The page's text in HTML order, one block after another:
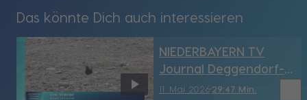
Das könnte Dich auch interessieren
11. Mai 202629:47 Min.
NIEDERBAYERN TV
Journal Deggendorf-
Straubing vom